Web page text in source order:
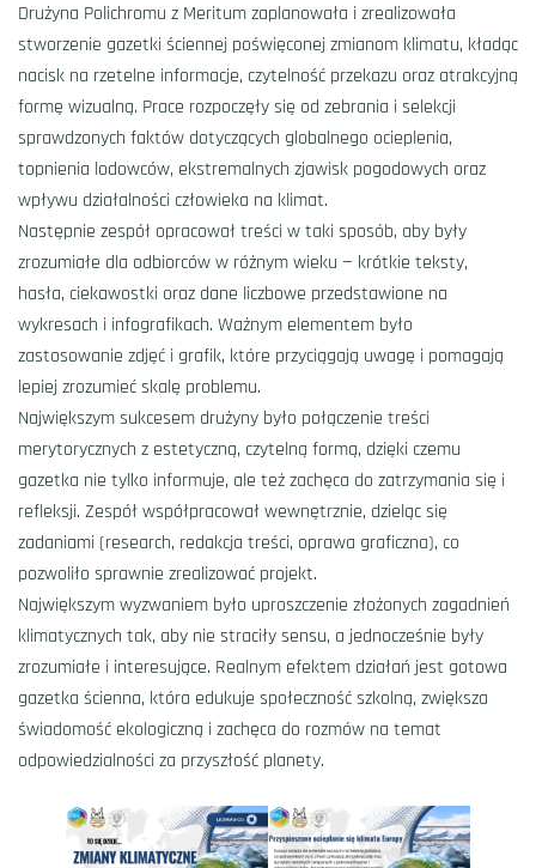
Drużyna Polichromu z Meritum zaplanowała i zrealizowała
stworzenie gazetki ściennej poświęconej zmianom klimatu, kładąc
nacisk na rzetelne informacje, czytelność przekazu oraz atrakcyjną
formę wizualną. Prace rozpoczęły się od zebrania i selekcji
sprawdzonych faktów dotyczących globalnego ocieplenia,
topnienia lodowców, ekstremalnych zjawisk pogodowych oraz
wpływu działalności człowieka na klimat.
Następnie zespół opracował treści w taki sposób, aby były
zrozumiałe dla odbiorców w różnym wieku — krótkie teksty,
hasła, ciekawostki oraz dane liczbowe przedstawione na
wykresach i infografikach. Ważnym elementem było
zastosowanie zdjęć i grafik, które przyciągają uwagę i pomagają
lepiej zrozumieć skalę problemu.
Największym sukcesem drużyny było połączenie treści
merytorycznych z estetyczną, czytelną formą, dzięki czemu
gazetka nie tylko informuje, ale też zachęca do zatrzymania się i
refleksji. Zespół współpracował wewnętrznie, dzieląc się
zadaniami (research, redakcja treści, oprawa graficzna), co
pozwoliło sprawnie zrealizować projekt.
Największym wyzwaniem było uproszczenie złożonych zagadnień
klimatycznych tak, aby nie straciły sensu, a jednocześnie były
zrozumiałe i interesujące. Realnym efektem działań jest gotowa
gazetka ścienna, która edukuje społeczność szkolną, zwiększa
świadomość ekologiczną i zachęca do rozmów na temat
odpowiedzialności za przyszłość planety.